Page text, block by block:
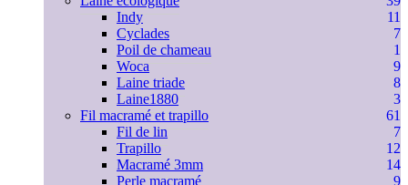
Indy
11
Cyclades
7
Poil de chameau
1
Woca
9
Laine triade
8
Laine1880
3
Fil macramé et trapillo
61
Fil de lin
7
Trapillo
12
Macramé 3mm
14
Perle macramé
9